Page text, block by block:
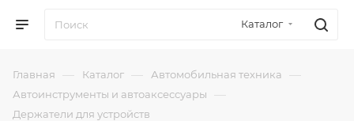
Каталог
Главная — Каталог — Автомобильная техника —
Автоинструменты и автоаксессуары —
Держатели для устройств